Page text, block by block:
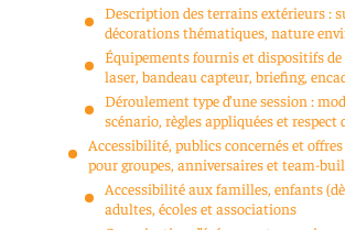
Description des terrains extérieurs :
décorations thématiques, nature
Équipements fournis et dispositifs de
laser, bandeau capteur, briefing,
Déroulement type d’une session :
scénario, règles appliquées et respect
Accessibilité, publics concernés et
pour groupes, anniversaires et team-
Accessibilité aux familles, enfants
adultes, écoles et associations